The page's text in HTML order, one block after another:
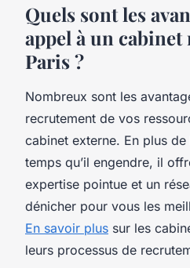
Quels sont les
appel à un
Paris ?
Nombreux sont les
recrutement de vos
cabinet externe. En plus
temps qu’il engendre, il
expertise pointue et un
dénicher pour vous les
En savoir plus sur les
leurs processus de